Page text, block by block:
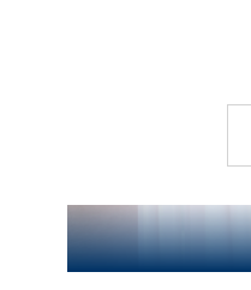
NHN
Krav om HelseID
fra og med